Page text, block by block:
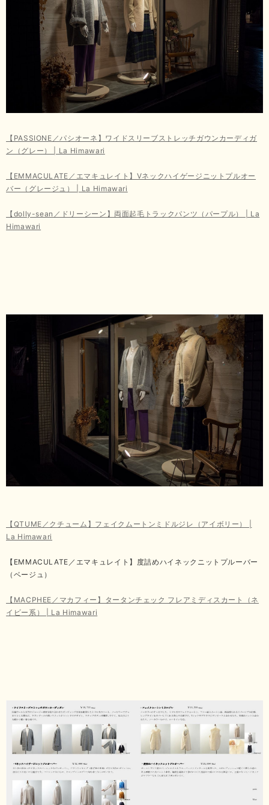
【PASSIONE／パシオーネ】ワイドスリーブストレッチガウンカーディガ
ン（グレー） | La Himawari
【EMMACULATE／エマキュレイト】Vネックハイゲージニットプルオー
バー（グレージュ） | La Himawari
【dolly-sean／ドリーシーン】両面起毛トラックパンツ（パープル） | La
Himawari
【QTUME／クチューム】フェイクムートンミドルジレ（アイボリー） |
La Himawari
【EMMACULATE／エマキュレイト】度詰めハイネックニットプルーバー
（ベージュ）
【MACPHEE／マカフィー】タータンチェック フレアミディスカート（ネ
イビー系） | La Himawari